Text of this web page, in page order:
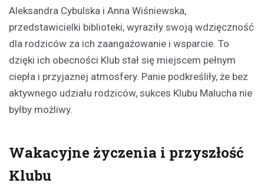
Aleksandra Cybulska i Anna Wiśniewska,
przedstawicielki biblioteki, wyraziły swoją wdzięczność
dla rodziców za ich zaangażowanie i wsparcie. To
dzięki ich obecności Klub stał się miejscem pełnym
ciepła i przyjaznej atmosfery. Panie podkreśliły, że bez
aktywnego udziału rodziców, sukces Klubu Malucha nie
byłby możliwy.
Wakacyjne życzenia i przyszłość
Klubu